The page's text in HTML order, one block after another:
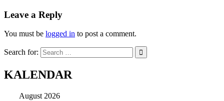
Leave a Reply
You must be logged in to post a comment.
Search for:
KALENDAR
August 2026